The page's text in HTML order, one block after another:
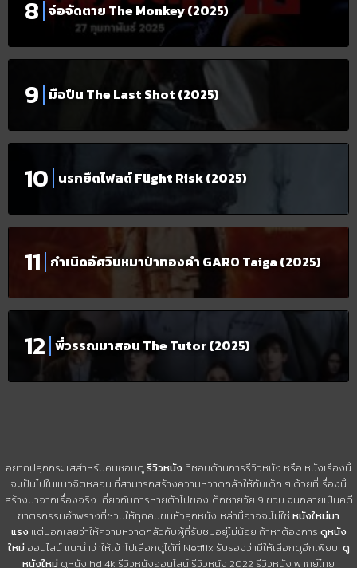
จ๋อจัดตาย The Monkey (2025)
มือปืน The Last Shot (2025)
นรกยึดไฟลต์ Flight Risk (2025)
กำเนิดอัศวินหมาป่าทองคำ GARO Taiga (2025)
พี่วรรณมาสอน The Tutor (2025)
อยากปลุกกระแสสำหรับคนชอบดูรีวิวหนัง ที่ชอบด้านการรีวิวหนัง หรือ หนังเรื่องนี้
จะเป็นไปในแนวจิตหลอน ที่สามารถสร้างความหวาดกลัวให้กับเด็ก ๆ ด้วยที่เรื่องนี้
สร้างมาจากเรื่องจริง เกี่ยวกับการหายตัวไปของเด็กชายวัย 9 ขวบ จนกลายเป็นคดี
ฆาตรกรรมอำพรางที่ชวนให้ทุกคนขนหัวลุกหนังเหล่านี้อาจจะไม่ใช่ หนังใหม่มา
แรง แต่บอกเลยว่าให้ความหวาดกลัวกับผู้ที่รับชมอยู่ไม่น้อย ถ้าหาต้องการ ดูหนัง
ใหม่ ออนไลน์ แนะนำว่าให้เข้าไปเลือกดูได้ที่ Netflix รับรองว่ามีให้เลือกดูอีกเพียบ! ดู
หนังใหม่ ดูหนัง hd 4k รีวิวหนังออนไลน์ รีวิวหนัง 2022 รีวิวหนัง พากย์ไทย